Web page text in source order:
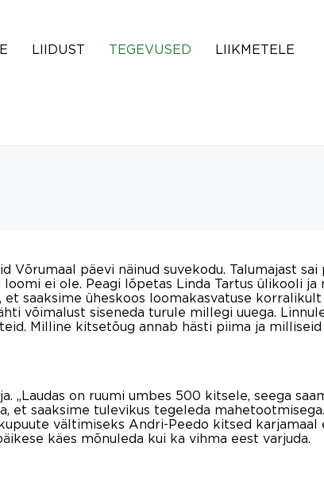
LIIDUST TEGEVUSED LIIKMETELE
Võrumaal päevi näinud suvekodu. Talumajast sai
ei ole. Peagi lõpetas Linda Tartus ülikooli ja
et saaksime üheskoos loomakasvatuse
võimalust siseneda turule millegi uuega.
Milline kitsetõug annab hästi piima ja
„Laudas on ruumi umbes 500 kitsele, seega
et saaksime tulevikus tegeleda mahetootmisega.
vältimiseks Andri-Peedo kitsed karjamaal
käes mõnuleda kui ka vihma eest varjuda.